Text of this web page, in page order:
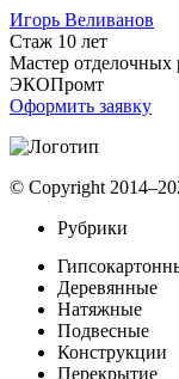
Игорь Веливанов
Стаж 10 лет
Мастер отделочных
ЭКОПромт
Оформить заявку
© Copyright
Рубрики
Деревянные
Натяжные
Подвесные
Конструкции
Перекрытие